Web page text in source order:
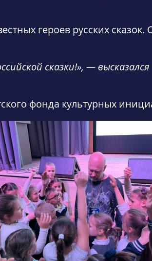
героев русских сказок.
сказки!», — высказался
фонда культурных